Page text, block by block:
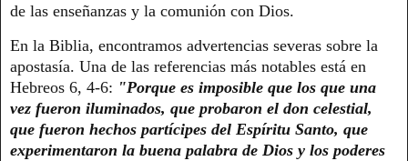
de las enseñanzas y la comunión con Dios.
En la Biblia, encontramos advertencias severas sobre la
apostasía. Una de las referencias más notables está en
Hebreos 6, 4-6: "Porque es imposible que los que una
vez fueron iluminados, que probaron el don celestial,
que fueron hechos partícipes del Espíritu Santo, que
experimentaron la buena palabra de Dios y los poderes